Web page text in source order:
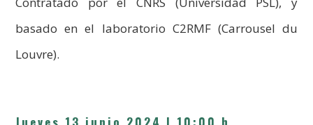
basado en el laboratorio C2RMF (Carrousel du
Louvre).